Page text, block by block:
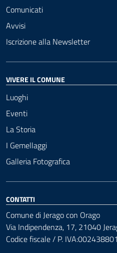
Comunicati
Avvisi
Iscrizione alla Newsletter
VIVERE IL COMUNE
Luoghi
Eventi
La Storia
I Gemellaggi
Galleria Fotografica
CONTATTI
Comune di Jerago con Orago
Via Indipendenza, 17, 21040
Codice fiscale / P.